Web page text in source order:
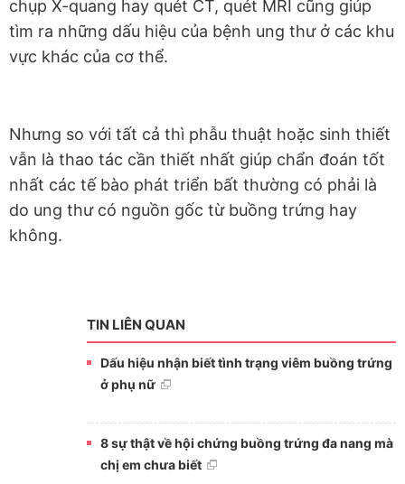
chụp X-quang hay quét CT, quét MRI cũng giúp
tìm ra những dấu hiệu của bệnh ung thư ở các khu
vực khác của cơ thể.
Nhưng so với tất cả thì phẫu thuật hoặc sinh thiết
vẫn là thao tác cần thiết nhất giúp chẩn đoán tốt
nhất các tế bào phát triển bất thường có phải là
do ung thư có nguồn gốc từ buồng trứng hay
không.
TIN LIÊN QUAN
Dấu hiệu nhận biết tình trạng viêm buồng trứng
ở phụ nữ
8 sự thật về hội chứng buồng trứng đa nang mà
chị em chưa biết